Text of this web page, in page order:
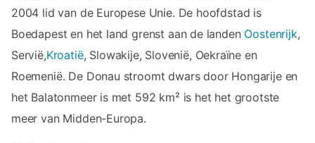
2004 lid van de Europese Unie. De hoofdstad is
Boedapest en het land grenst aan de landen Oostenrijk,
Servië,Kroatië, Slowakije, Slovenië, Oekraïne en
Roemenië. De Donau stroomt dwars door Hongarije en
het Balatonmeer is met 592 km² is het het grootste
meer van Midden-Europa.